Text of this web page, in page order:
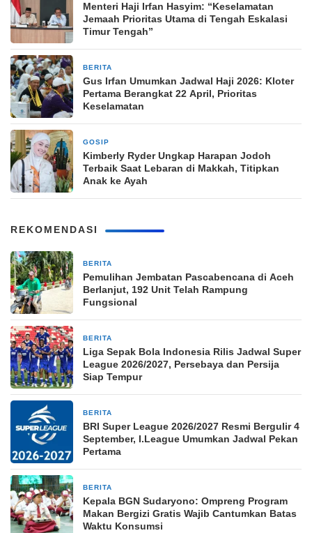
Menteri Haji Irfan Hasyim: “Keselamatan
Jemaah Prioritas Utama di Tengah Eskalasi
Timur Tengah”
BERITA
Gus Irfan Umumkan Jadwal Haji 2026: Kloter
Pertama Berangkat 22 April, Prioritas
Keselamatan
GOSIP
Kimberly Ryder Ungkap Harapan Jodoh
Terbaik Saat Lebaran di Makkah, Titipkan
Anak ke Ayah
REKOMENDASI
BERITA
Pemulihan Jembatan Pascabencana di Aceh
Berlanjut, 192 Unit Telah Rampung
Fungsional
BERITA
Liga Sepak Bola Indonesia Rilis Jadwal Super
League 2026/2027, Persebaya dan Persija
Siap Tempur
BERITA
BRI Super League 2026/2027 Resmi Bergulir 4
September, I.League Umumkan Jadwal Pekan
Pertama
BERITA
Kepala BGN Sudaryono: Ompreng Program
Makan Bergizi Gratis Wajib Cantumkan Batas
Waktu Konsumsi